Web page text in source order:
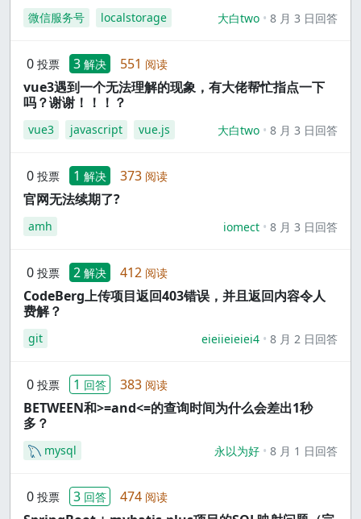
微信服务号 localstorage 大白two 8 月 3 日回答
0 投票 3 解决 551 阅读
vue3遇到一个无法理解的现象，有大佬帮忙指点一下
吗？谢谢！！！？
vue3 javascript vue.js 大白two 8 月 3 日回答
0 投票 1 解决 373 阅读
官网无法续期了?
amh iomect 8 月 3 日回答
0 投票 2 解决 412 阅读
CodeBerg上传项目返回403错误，并且返回内容令人
费解？
git eieiieieiei4 8 月 2 日回答
0 投票 1 回答 383 阅读
BETWEEN和>=and<=的查询时间为什么会差出1秒
多？
mysql 永以为好 8 月 1 日回答
0 投票 3 回答 474 阅读